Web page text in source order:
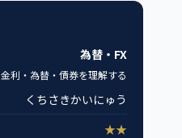
為替・FX
金利・為替・債券を理解する
くちさきかいにゅう
★★